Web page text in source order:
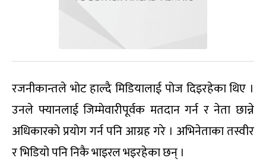
रजनीकान्तले भोट हाल्दै मिडियालाई पोज दिइरहेका थिए ।
उनले फ्यानलाई जिम्मेवारीपूर्वक मतदान गर्न र नेता छान्ने
अधिकारको प्रयोग गर्न पनि आग्रह गरे । अभिनेताका तस्वीर
र भिडियो पनि निकै भाइरल भइरहेका छन् ।